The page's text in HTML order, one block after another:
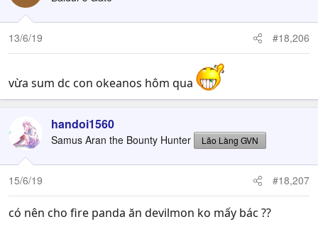
i
o
n
13/6/19 #18,206
vừa sum dc con okeanos hôm qua
handoi1560
Samus Aran the Bounty Hunter Lão Làng GVN
15/6/19 #18,207
có nên cho fire panda ăn devilmon ko mấy bác ??